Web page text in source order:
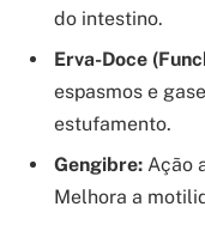
do intestino.
Erva-Doce
espasmos e
estufamento.
Gengibre: Ação
Melhora a